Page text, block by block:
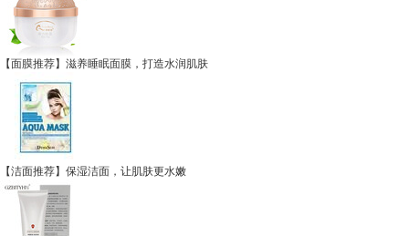
【面膜推荐】滋养睡眠面膜，打造水润肌肤
【洁面推荐】保湿洁面，让肌肤更水嫩